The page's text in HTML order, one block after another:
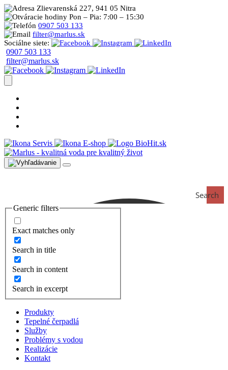
Zlievarenská 227, 941 05 Nitra
Pon – Pia: 7:00 – 15:30
0907 503 133
filter@marlus.sk
Sociálne siete:
0907 503 133
filter@marlus.sk
Servis E-shop
Search
Generic filters
Exact matches only
Search in title
Search in content
Search in excerpt
Produkty
Tepelné čerpadlá
Služby
Problémy s vodou
Realizácie
Kontakt